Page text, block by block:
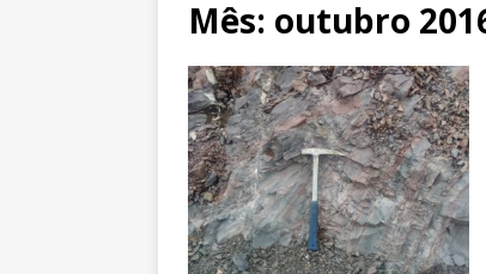
Mês: outubro